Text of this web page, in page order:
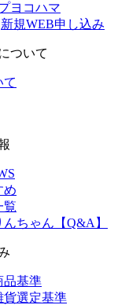
新規WEB申し込み
ついて
て
め
覧
ちゃん【Q&A】
品基準
貨選定基準